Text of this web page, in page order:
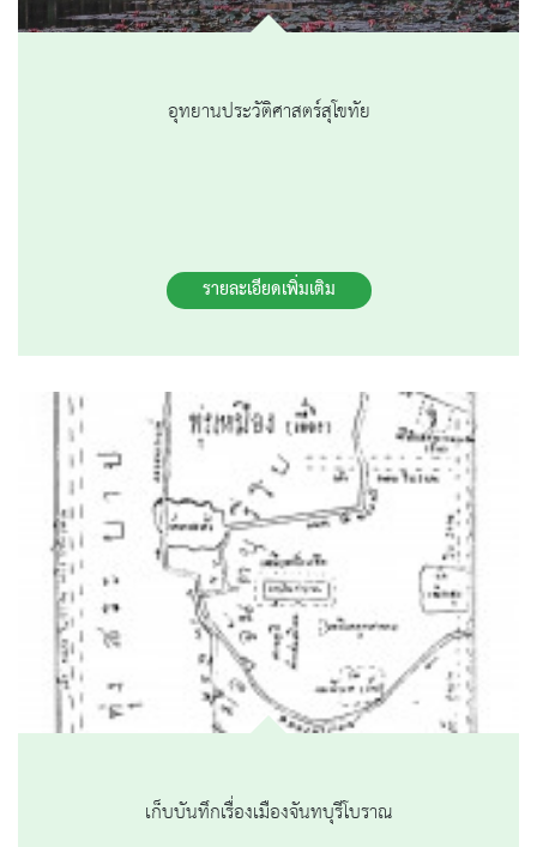
อุทยานประวัติศาสตร์สุโขทัย
รายละเอียดเพิ่มเติม
เก็บบันทึกเรื่องเมืองจันทบุรีโบราณ